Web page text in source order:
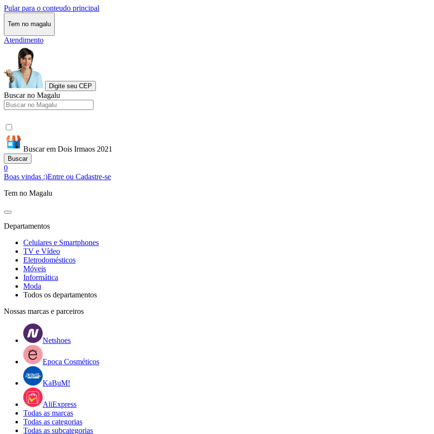
Pular para o conteudo principal
Tem no magalu
Atendimento
Digite seu CEP
Buscar no Magalu
Buscar em Dois Irmaos 2021
Buscar
0
Boas vindas :)Entre ou Cadastre-se
Tem no Magalu
Departamentos
Celulares e Smartphones
TV e Vídeo
Eletrodomésticos
Móveis
Informática
Moda
Todos os departamentos
Nossas marcas e parceiros
Netshoes
Epoca Cosméticos
KaBuM!
AliExpress
Todas as marcas
Todas as categorias
Todas as subcategorias